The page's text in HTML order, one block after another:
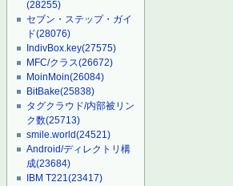
(28255)
セブン・ステップ・ガイ
ド(28076)
IndivBox.key(27575)
MFC/クラス(26672)
MoinMoin(26084)
BitBake(25838)
タグクラウド/内部被リン
ク数(25713)
smile.world(24521)
Android/ディレクトリ構
成(23684)
IBM T221(23417)